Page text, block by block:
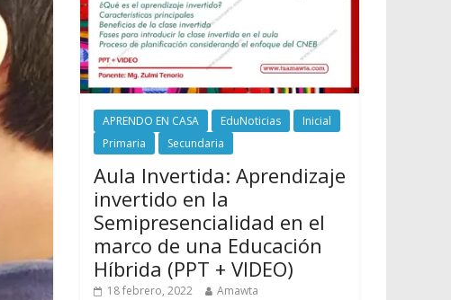
APRENDO EN CASA EduNoticias
Inicial
Primaria
Secundaria
Aula Invertida: Aprendizaje
invertido en la
Semipresencialidad en el
marco de una Educación
Híbrida (PPT + VIDEO)
18 febrero, 2022 Amawta